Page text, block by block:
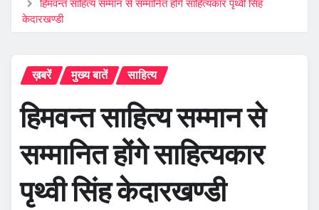
हिमवन्त साहित्य सम्मान से सम्मानित होंगे साहित्यकार पृथ्वी सिंह
केदारखण्डी
ख़बरें मुख्य बातें साहित्य
हिमवन्त साहित्य सम्मान से
सम्मानित होंगे साहित्यकार
पृथ्वी सिंह केदारखण्डी